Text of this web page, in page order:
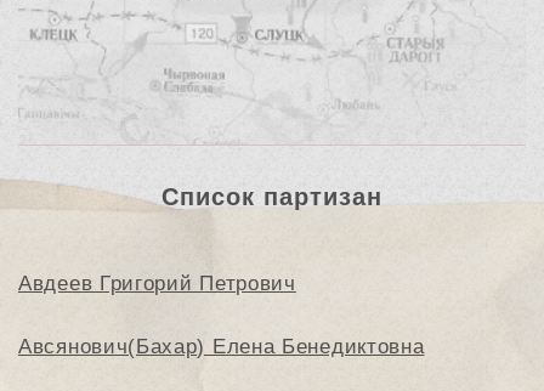
Список партизан
Авдеев Григорий Петрович
Авсянович(Бахар) Елена Бенедиктовна